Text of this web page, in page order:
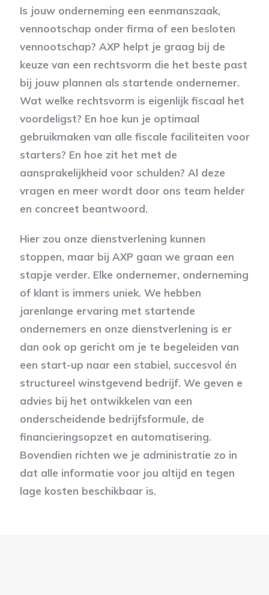
Is jouw onderneming een eenmanszaak,
vennootschap onder firma of een besloten
vennootschap? AXP helpt je graag bij de
keuze van een rechtsvorm die het beste past
bij jouw plannen als startende ondernemer.
Wat welke rechtsvorm is eigenlijk fiscaal het
voordeligst? En hoe kun je optimaal
gebruikmaken van alle fiscale faciliteiten voor
starters? En hoe zit het met de
aansprakelijkheid voor schulden? Al deze
vragen en meer wordt door ons team helder
en concreet beantwoord.
Hier zou onze dienstverlening kunnen
stoppen, maar bij AXP gaan we graan een
stapje verder. Elke ondernemer, onderneming
of klant is immers uniek. We hebben
jarenlange ervaring met startende
ondernemers en onze dienstverlening is er
dan ook op gericht om je te begeleiden van
een start-up naar een stabiel, succesvol én
structureel winstgevend bedrijf. We geven e
advies bij het ontwikkelen van een
onderscheidende bedrijfsformule, de
financieringsopzet en automatisering.
Bovendien richten we je administratie zo in
dat alle informatie voor jou altijd en tegen
lage kosten beschikbaar is.